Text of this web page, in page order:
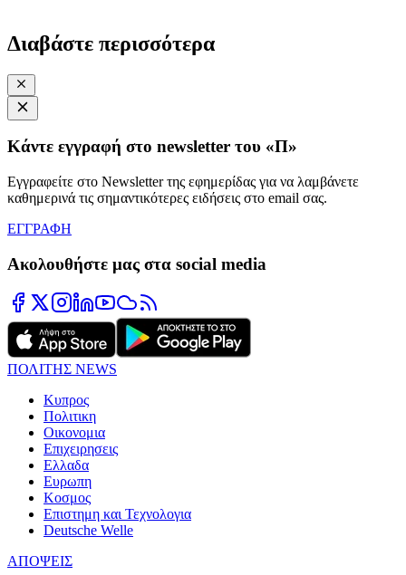
Διαβάστε περισσότερα
Κάντε εγγραφή στο newsletter του «Π»
Εγγραφείτε στο Newsletter της εφημερίδας για να λαμβάνετε
καθημερινά τις σημαντικότερες ειδήσεις στο email σας.
ΕΓΓΡΑΦΗ
Ακολουθήστε μας στα social media
ΠΟΛΙΤΗΣ NEWS
Κυπρος
Πολιτικη
Οικονομια
Επιχειρησεις
Ελλαδα
Ευρωπη
Κοσμος
Επιστημη και Τεχνολογια
Deutsche Welle
ΑΠΟΨΕΙΣ